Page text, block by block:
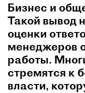
Бизнес и
Такой вывод
оценки
менеджеров
работы.
стремятся к
власти,